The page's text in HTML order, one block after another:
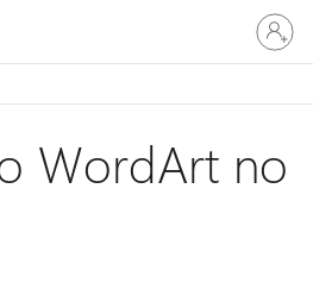
Entre
em
sua
WordArt no